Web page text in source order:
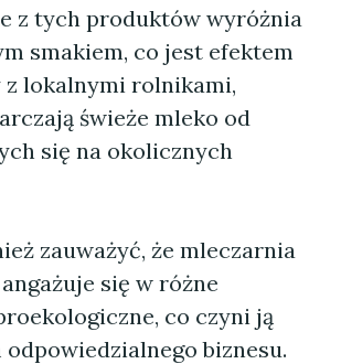
z tych produktów wyróżnia
smakiem, co jest efektem
z lokalnymi rolnikami,
świeże mleko od
się na okolicznych
zauważyć, że mleczarnia
się w różne
co czyni ją
odpowiedzialnego biznesu.